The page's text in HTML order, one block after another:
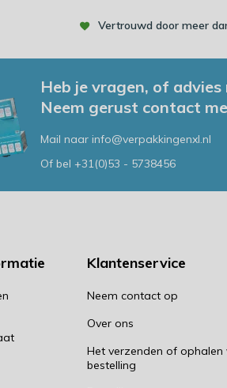
Vertrouwd door meer
Heb je vragen, of advies
Neem gerust contact
Mail naar info@verpakkingenxl.nl
Of bel +31(0)53 - 5738456
Klantenservice
Neem contact op
Over ons
Het verzenden of ophalen
bestelling